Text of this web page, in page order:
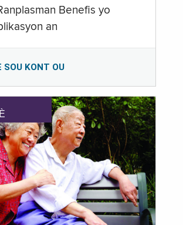
Benefis yo
an
SOU KONT OU